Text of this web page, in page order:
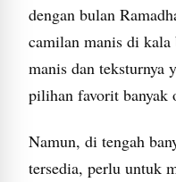
dengan bulan
camilan manis di kala
manis dan teksturnya
pilihan favorit banyak
Namun, di tengah
tersedia, perlu untuk